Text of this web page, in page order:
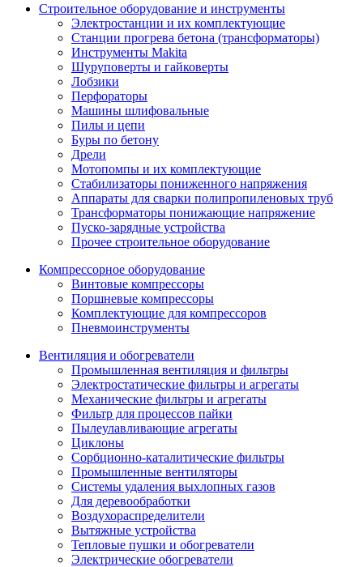
Строительное оборудование и инструменты
Электростанции и их комплектующие
Станции прогрева бетона (трансформаторы)
Инструменты Makita
Шуруповерты и гайковерты
Лобзики
Перфораторы
Машины шлифовальные
Пилы и цепи
Буры по бетону
Дрели
Мотопомпы и их комплектующие
Стабилизаторы пониженного напряжения
Аппараты для сварки полипропиленовых труб
Трансформаторы понижающие напряжение
Пуско-зарядные устройства
Прочее строительное оборудование
Компрессорное оборудование
Винтовые компрессоры
Поршневые компрессоры
Комплектующие для компрессоров
Пневмоинструменты
Вентиляция и обогреватели
Промышленная вентиляция и фильтры
Электростатические фильтры и агрегаты
Механические фильтры и агрегаты
Фильтр для процессов пайки
Пылеулавливающие агрегаты
Циклоны
Сорбционно-каталитические фильтры
Промышленные вентиляторы
Системы удаления выхлопных газов
Для деревообработки
Воздухораспределители
Вытяжные устройства
Тепловые пушки и обогреватели
Электрические обогреватели